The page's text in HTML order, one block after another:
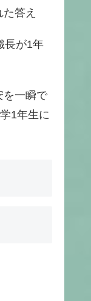
答え
長が1年
を一瞬で
1年生に